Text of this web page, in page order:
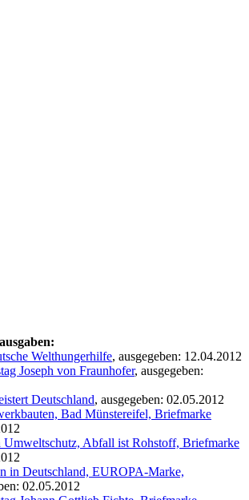
Welthungerhilfe, ausgegeben: 12.04.2012
Joseph von Fraunhofer, ausgegeben:
Deutschland, ausgegeben: 02.05.2012
Bad Münstereifel, Briefmarke
Umweltschutz, Abfall ist Rohstoff, Briefmarke
in Deutschland, EUROPA-Marke,
02.05.2012